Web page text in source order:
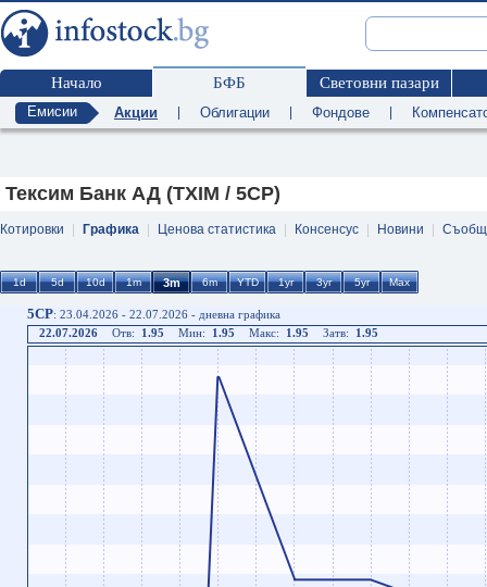
Начало БФБ Световни пазари
Емисии Акции Облигации Фондове
Тексим Банк АД (TXIM / 5CP)
Котировки Графика Ценова статистика Консенсус Новини
5CP: 23.04.2026 - 22.07.2026 - дневна графика
22.07.2026
Отв: 1.95 Мин: 1.95 Макс: 1.95 Затв: 1.95